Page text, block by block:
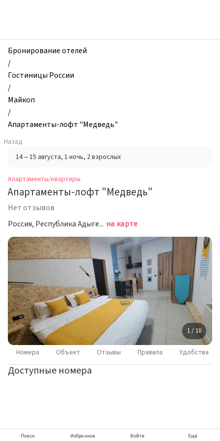
и
квартиры,
Апартаменты-
лофт
"Медведь",
Майкоп,
Россия
Бронирование отелей
/
Гостиницы России
/
Майкоп
/
Апартаменты-лофт "Медведь"
Назад
14 – 15 августа, 1 ночь, 2 взрослых
Апартаменты/квартиры
Апартаменты-лофт "Медведь"
Нет отзывов
Россия, Республика Адыгея (Адыгея), Майкоп, Краснооктябрьская улица, 38 на карте
1 / 10
Номера Объект Отзывы Правила Удобства
Доступные номера
Поиск Избранное Войти Ещё